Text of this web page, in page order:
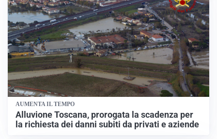
AUMENTA IL TEMPO
Alluvione Toscana, prorogata la scadenza per
la richiesta dei danni subiti da privati e aziende